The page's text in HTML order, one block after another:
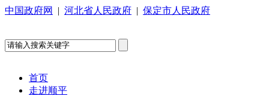
中国政府网 | 河北省人民政府 | 保定市人民政府
首页
走进顺平